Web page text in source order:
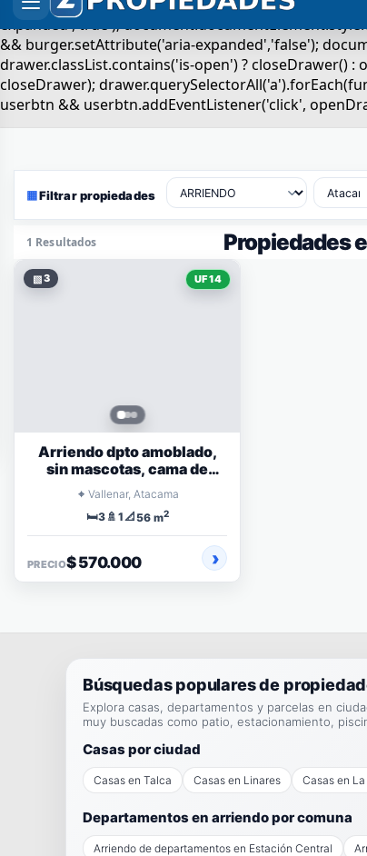
▦Filtrar propiedades
1 Resultados Propiedades
▧3 UF 14
Arriendo dpto amoblado,
sin mascotas, cama de
matrimonio
⌖ Vallenar, Atacama
🛏️3 🚿 1📐56 m2
PRECIO$ 570.000
Búsquedas populares de
Explora casas, departamentos y parcelas en
muy buscadas como patio, estacionamiento,
Casas por ciudad
Casas en Talca Casas en Linares Casas en
Departamentos en arriendo por comuna
Arriendo de departamentos en Estación Central